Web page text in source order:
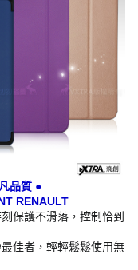
品質 ●
RENAULT
保護不滑落，控制恰到
佳者，輕輕鬆鬆使用無